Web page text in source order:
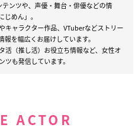
ンツや、声優・舞台・俳優などの情
めん」。
キャラクター作品、VTuberなどストリー
を幅広くお届けしています。
活（推し活）お役立ち情報など、女性オ
も発信しています。
ACTOR